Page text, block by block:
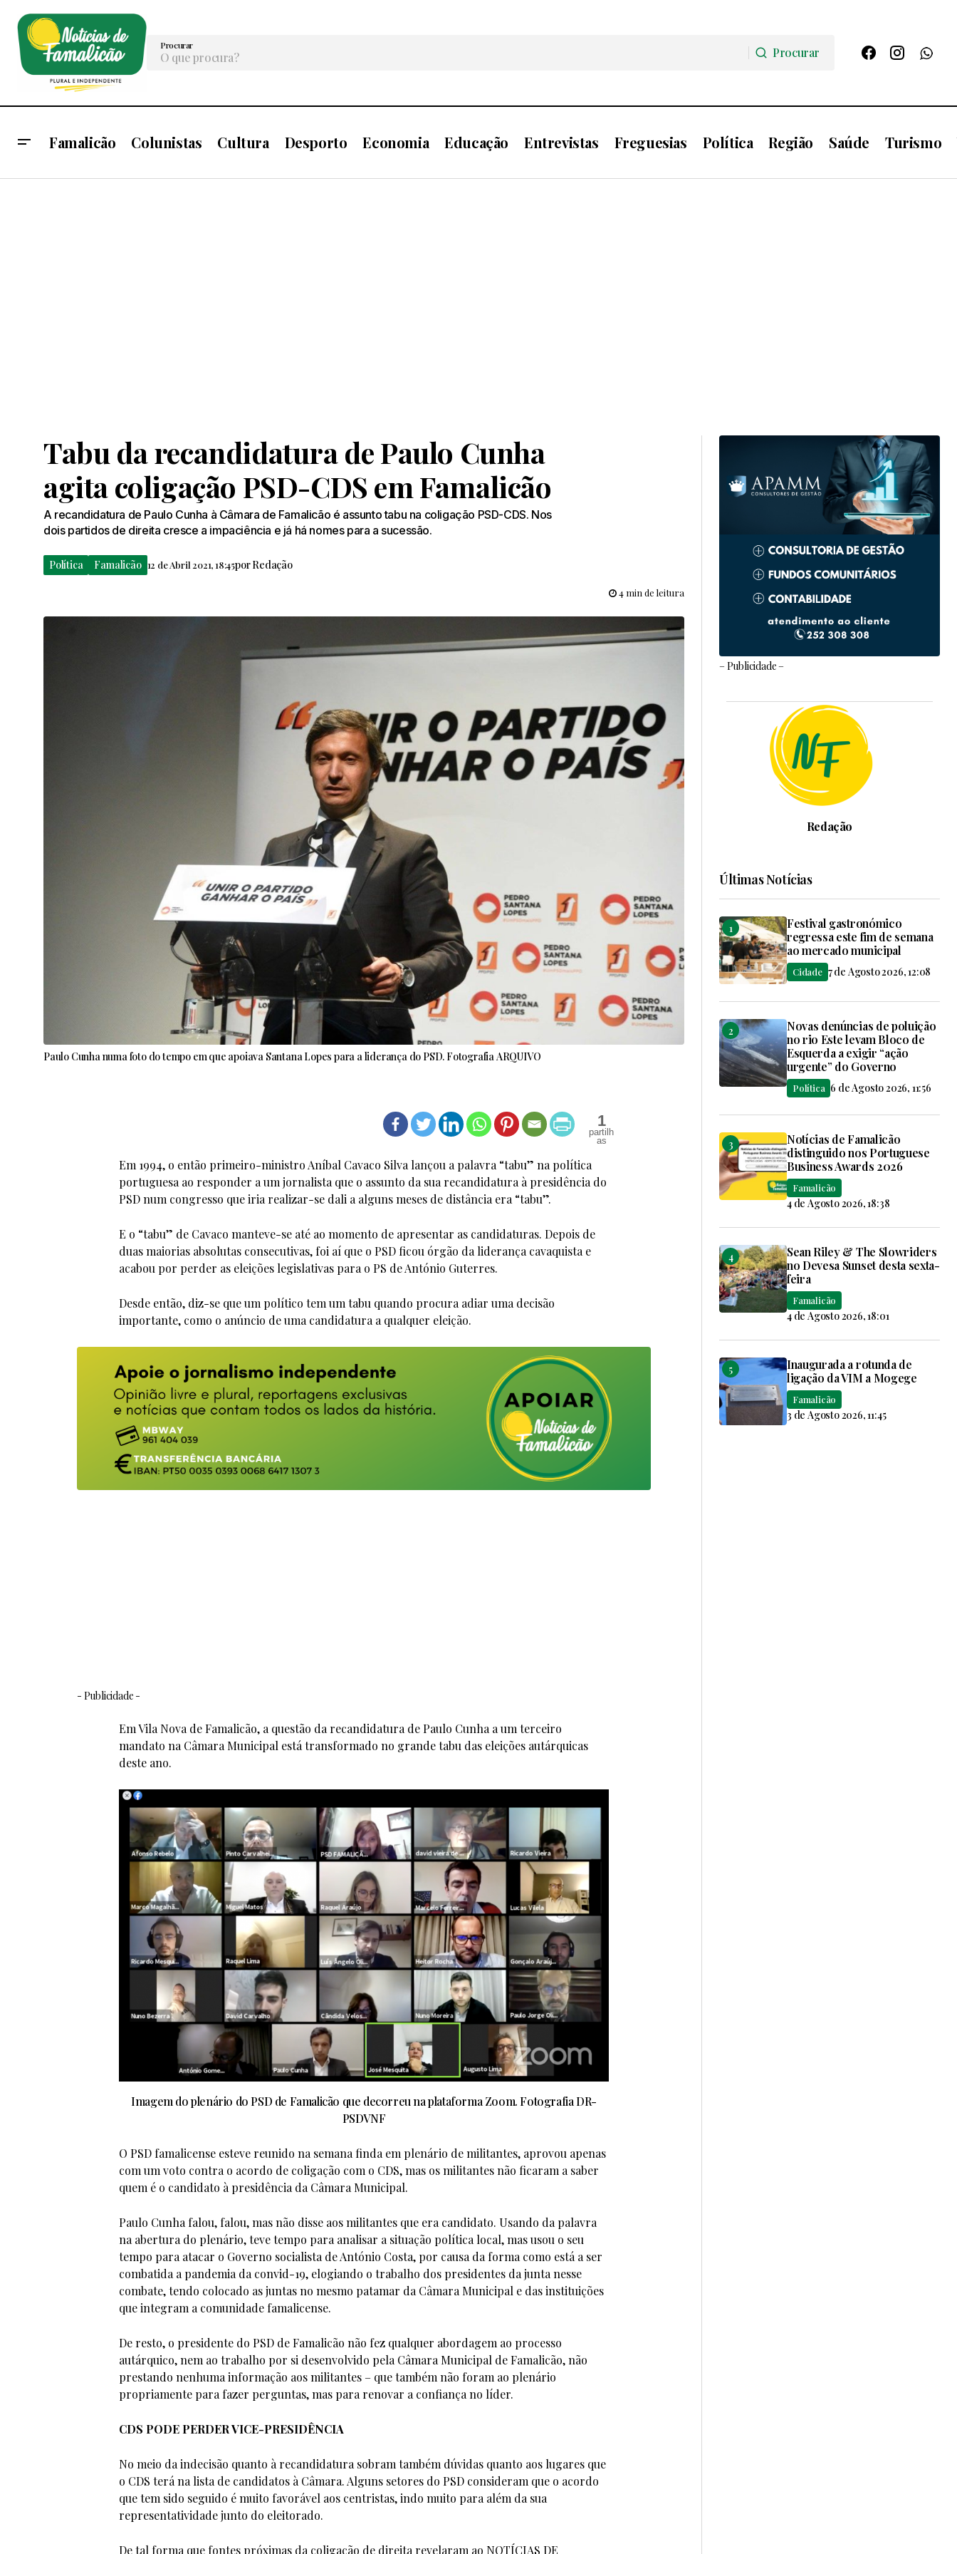
Procurar
Procurar
Famalicão Colunistas Cultura Desporto Economia Educação Entrevistas Freguesias Política Região Saúde Turismo
Tabu da recandidatura de Paulo Cunha
agita coligação PSD-CDS em Famalicão
A recandidatura de Paulo Cunha à Câmara de Famalicão é assunto tabu na coligação PSD-CDS. Nos
dois partidos de direita cresce a impaciência e já há nomes para a sucessão.
Política Famalicão 12 de Abril 2021, 18:45porRedação
4 min de leitura
Paulo Cunha numa foto do tempo em que apoiava Santana Lopes para a liderança do PSD. Fotografia ARQUIVO
1
Em 1994, o então primeiro-ministro Aníbal Cavaco Silva lançou a palavra “tabu” na política
portuguesa ao responder a um jornalista que o assunto da sua recandidatura à presidência do
PSD num congresso que iria realizar-se dali a alguns meses de distância era “tabu”.
E o “tabu” de Cavaco manteve-se até ao momento de apresentar as candidaturas. Depois de
duas maiorias absolutas consecutivas, foi aí que o PSD ficou órgão da liderança cavaquista e
acabou por perder as eleições legislativas para o PS de António Guterres.
Desde então, diz-se que um político tem um tabu quando procura adiar uma decisão
importante, como o anúncio de uma candidatura a qualquer eleição.
- Publicidade -
Em Vila Nova de Famalicão, a questão da recandidatura de Paulo Cunha a um terceiro
mandato na Câmara Municipal está transformado no grande tabu das eleições autárquicas
deste ano.
Imagem do plenário do PSD de Famalicão que decorreu na plataforma Zoom. Fotografia DR-
PSDVNF
O PSD famalicense esteve reunido na semana finda em plenário de militantes, aprovou apenas
com um voto contra o acordo de coligação com o CDS, mas os militantes não ficaram a saber
quem é o candidato à presidência da Câmara Municipal.
Paulo Cunha falou, falou, mas não disse aos militantes que era candidato. Usando da palavra
na abertura do plenário, teve tempo para analisar a situação política local, mas usou o seu
tempo para atacar o Governo socialista de António Costa, por causa da forma como está a ser
combatida a pandemia da convid-19, elogiando o trabalho dos presidentes da junta nesse
combate, tendo colocado as juntas no mesmo patamar da Câmara Municipal e das instituições
que integram a comunidade famalicense.
De resto, o presidente do PSD de Famalicão não fez qualquer abordagem ao processo
autárquico, nem ao trabalho por si desenvolvido pela Câmara Municipal de Famalicão, não
prestando nenhuma informação aos militantes – que também não foram ao plenário
propriamente para fazer perguntas, mas para renovar a confiança no líder.
CDS PODE PERDER VICE-PRESIDÊNCIA
No meio da indecisão quanto à recandidatura sobram também dúvidas quanto aos lugares que
o CDS terá na lista de candidatos à Câmara. Alguns setores do PSD consideram que o acordo
que tem sido seguido é muito favorável aos centristas, indo muito para além da sua
representatividade junto do eleitorado.
De tal forma que fontes próximas da coligação de direita revelaram ao NOTÍCIAS DE
– Publicidade –
Redação
Últimas Notícias
Festival gastronómico
regressa este fim de semana
ao mercado municipal
Cidade 7 de Agosto 2026, 12:08
Novas denúncias de poluição
no rio Este levam Bloco de
Esquerda a exigir “ação
urgente” do Governo
Política 6 de Agosto 2026, 11:56
Notícias de Famalicão
distinguido nos Portuguese
Business Awards 2026
Famalicão
4 de Agosto 2026, 18:38
Sean Riley & The Slowriders
no Devesa Sunset desta sexta-
feira
Famalicão
4 de Agosto 2026, 18:01
Inaugurada a rotunda de
ligação da VIM a Mogege
Famalicão
3 de Agosto 2026, 11:45